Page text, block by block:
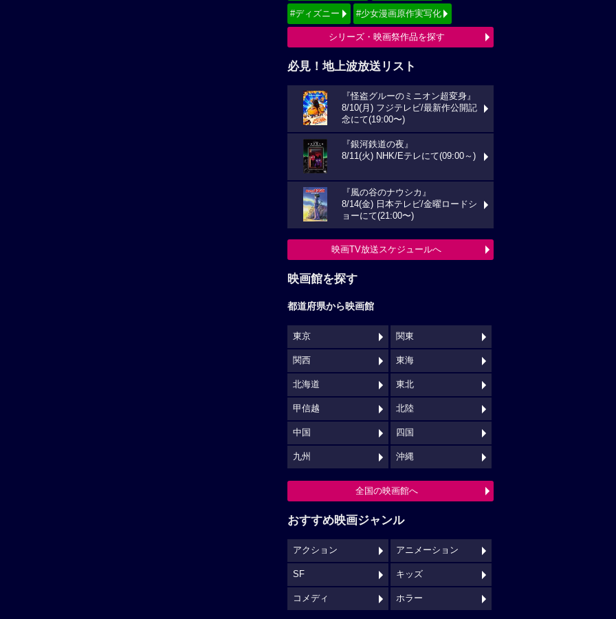
#ディズニー #少女漫画原作実写化
シリーズ・映画祭作品を探す
必見！地上波放送リスト
『怪盗グルーのミニオン超変身』
8/10(月) フジテレビ/最新作公開記
念にて(19:00〜)
『銀河鉄道の夜』
8/11(火) NHK/Eテレにて(09:00～)
『風の谷のナウシカ』
8/14(金) 日本テレビ/金曜ロードシ
ョーにて(21:00〜)
映画TV放送スケジュールへ
映画館を探す
都道府県から映画館
東京 関東
関西 東海
北海道 東北
甲信越 北陸
中国 四国
九州 沖縄
全国の映画館へ
おすすめ映画ジャンル
アクション アニメーション
SF キッズ
コメディ ホラー